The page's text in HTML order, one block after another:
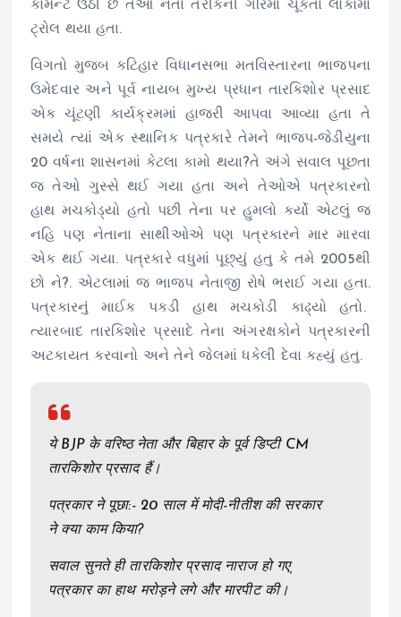
કોમેન્ટ ઉઠી છે તેઓ નેતા તરીકેની ગરિમા ચૂકતા લોકોમાં
ટ્રોલ થયા હતા.
વિગતો મુજબ કટિહાર વિધાનસભા મતવિસ્તારના ભાજપના
ઉમેદવાર અને પૂર્વ નાયબ મુખ્ય પ્રધાન તારકિશોર પ્રસાદ
એક ચૂંટણી કાર્યક્રમમાં હાજરી આપવા આવ્યા હતા તે
સમયે ત્યાં એક સ્થાનિક પત્રકારે તેમને ભાજપ-જેડીયુના
20 વર્ષના શાસનમાં કેટલા કામો થયા?તે અંગે સવાલ પૂછતા
જ તેઓ ગુસ્સે થઈ ગયા હતા અને તેઓએ પત્રકારનો
હાથ મચકોડ્યો હતો પછી તેના પર હુમલો કર્યો એટલું જ
નહિ પણ નેતાના સાથીઓએ પણ પત્રકારને માર મારવા
એક થઈ ગયા. પત્રકારે વધુમાં પૂછ્યું હતુ કે તમે 2005થી
છો ને?. એટલામાં જ ભાજપ નેતાજી રોષે ભરાઈ ગયા હતા.
પત્રકારનું માઈક પકડી હાથ મચકોડી કાઢ્યો હતો.
ત્યારબાદ તારકિશોર પ્રસાદે તેના અંગરક્ષકોને પત્રકારની
અટકાયત કરવાનો અને તેને જેલમાં ધકેલી દેવા કહ્યું હતુ.
ये BJP के वरिष्ठ नेता और बिहार के पूर्व डिप्टी CM
तारकिशोर प्रसाद हैं।
पत्रकार ने पूछा:- 20 साल में मोदी-नीतीश की सरकार
ने क्या काम किया?
सवाल सुनते ही तारकिशोर प्रसाद नाराज हो गए,
पत्रकार का हाथ मरोड़ने लगे और मारपीट की।